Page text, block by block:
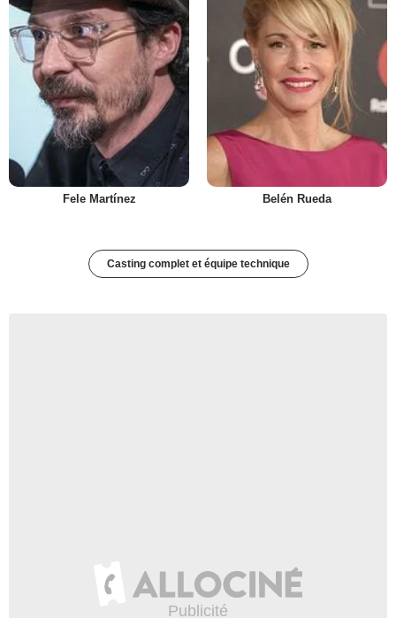
Fele Martínez Belén Rueda
Casting complet et équipe technique